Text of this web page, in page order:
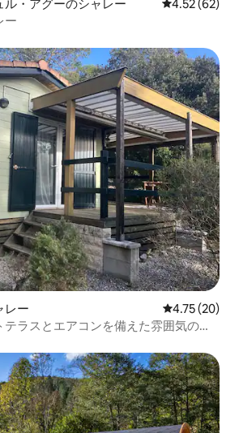
・アグーのシャレー レビュー62
4.52 (62)
ー
レー レビュー20
4.75 (20)
ラスとエアコンを備えた雰囲気の良